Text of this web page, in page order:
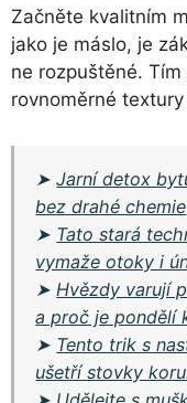
Začněte kvalitním
jako je máslo, je
ne rozpuštěné.
rovnoměrné
➤Jarní detox
bez drahé chemie
➤ Tato stará
vymaže otoky i
➤ Hvězdy varují
a proč je pondělí
➤ Tento trik s
ušetří stovky